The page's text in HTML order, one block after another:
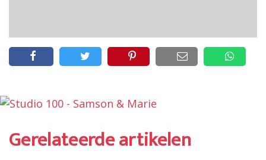
Gerelateerde artikelen